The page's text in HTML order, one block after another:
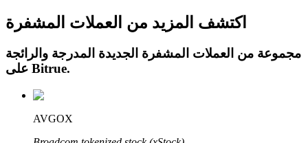
القروض
خدمة الاقتراض المدعومة بالعملات المشفرة
اكتشف المزيد من العملات المشفرة
مجموعة من العملات المشفرة الجديدة المدرجة والرائجة
Bitrue.
AVGOX